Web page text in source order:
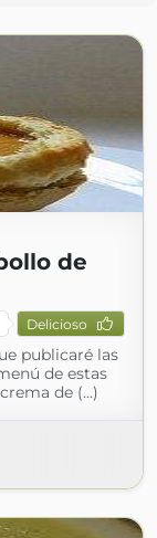
de
Delicioso
publicaré las
de estas
de (...)